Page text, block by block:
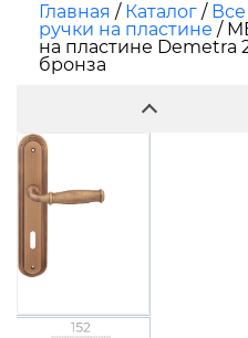
Главная / Каталог /
ручки на пластине /
на пластине Demetra
бронза